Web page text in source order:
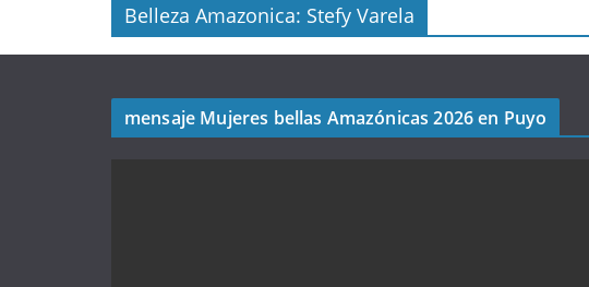
Belleza Amazonica: Stefy Varela
mensaje Mujeres bellas Amazónicas 2026 en Puyo